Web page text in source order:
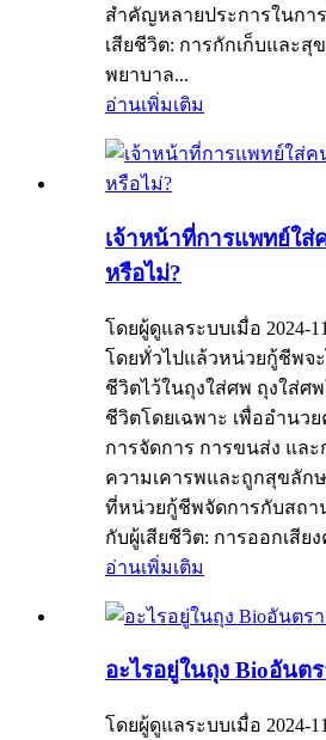
สำคัญหลายประการในกา
เสียชีวิต: การกักเก็บและสุ
พยาบาล...
อ่านเพิ่มเติม
เจ้าหน้าที่การแพทย์ใส่
หรือไม่?
โดยผู้ดูแลระบบเมื่อ 2024-
โดยทั่วไปแล้วหน่วยกู้ชีพจ
ชีวิตไว้ในถุงใส่ศพ ถุงใส่ศ
ชีวิตโดยเฉพาะ เพื่ออำนว
การจัดการ การขนส่ง และ
ความเคารพและถูกสุขลัก
ที่หน่วยกู้ชีพจัดการกับสถา
กับผู้เสียชีวิต: การออกเสีย
อ่านเพิ่มเติม
อะไรอยู่ในถุง Bioอันต
โดยผู้ดูแลระบบเมื่อ 2024-